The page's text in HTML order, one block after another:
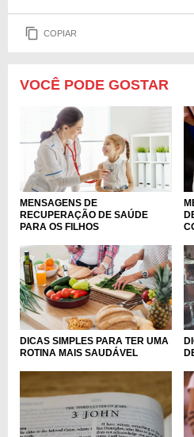
COPIAR
VOCÊ PODE GOSTAR
MENSAGENS DE
RECUPERAÇÃO DE SAÚDE
PARA OS FILHOS
DICAS SIMPLES PARA TER UMA
ROTINA MAIS SAUDÁVEL